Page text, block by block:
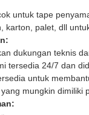
untuk tape
karton, palet, dll
dukungan teknis
tersedia 24/7 dan
untuk
mungkin dimiliki